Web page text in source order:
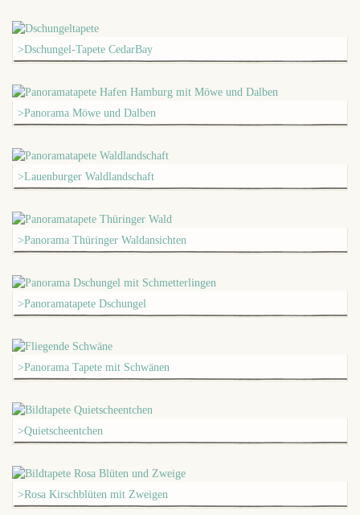
>Dschungel-Tapete CedarBay
>Panorama Möwe und Dalben
>Lauenburger Waldlandschaft
>Panorama Thüringer Waldansichten
>Panoramatapete Dschungel
>Panorama Tapete mit Schwänen
>Quietscheentchen
>Rosa Kirschblüten mit Zweigen